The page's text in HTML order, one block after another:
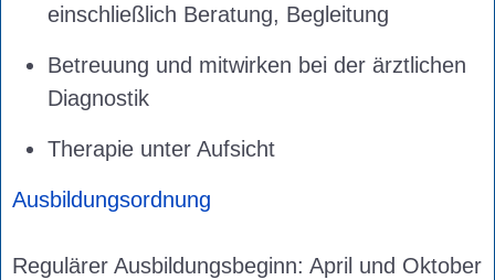
einschließlich Beratung, Begleitung
Betreuung und mitwirken bei der ärztlichen
Diagnostik
Therapie unter Aufsicht
Ausbildungsordnung
Regulärer Ausbildungsbeginn: April und Oktober